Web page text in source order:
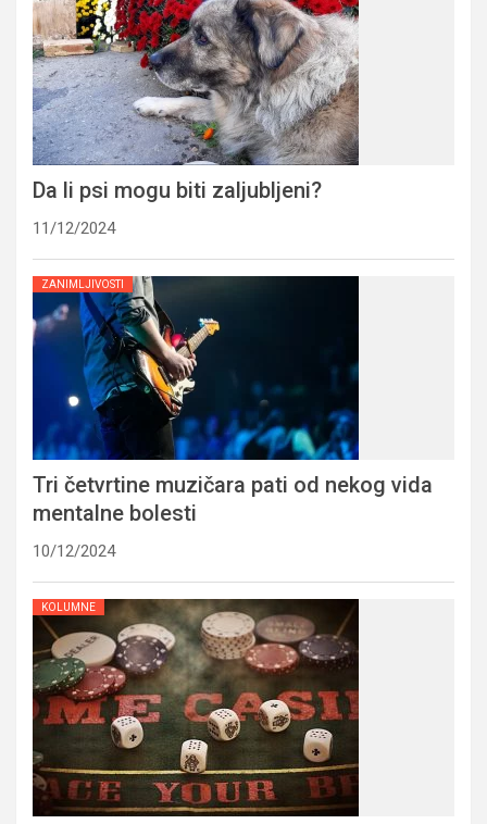
Da li psi mogu biti zaljubljeni?
11/12/2024
ZANIMLJIVOSTI
Tri četvrtine muzičara pati od nekog vida
mentalne bolesti
10/12/2024
KOLUMNE